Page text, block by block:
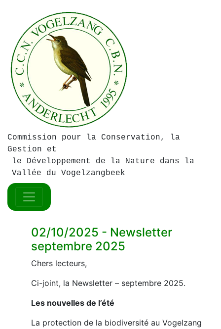
Commission pour la Conservation, la
Gestion et
le Développement de la Nature dans la
Vallée du Vogelzangbeek
02/10/2025 - Newsletter
septembre 2025
Chers lecteurs,
Ci-joint, la Newsletter – septembre 2025.
Les nouvelles de l’été
La protection de la biodiversité au Vogelzang